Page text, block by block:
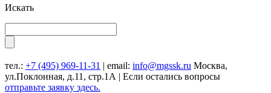
Искать
тел.: +7 (495) 969-11-31 | email: info@mgssk.ru Москва,
ул.Поклонная, д.11, стр.1А | Если остались вопросы
отправьте заявку здесь.